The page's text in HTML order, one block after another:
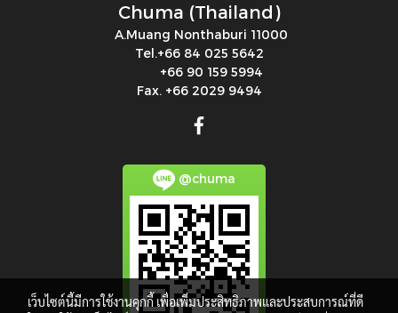
Chuma (Thailand)
A.Muang Nonthaburi 11000
Tel.+66 84 025 5642
+66 90 159 5994
Fax. +66 2029 9494
@chuma
เว็บไซต์นี้มีการใช้งานคุกกี้ เพื่อเพิ่มประสิทธิภาพและประสบการณ์ที่ดี